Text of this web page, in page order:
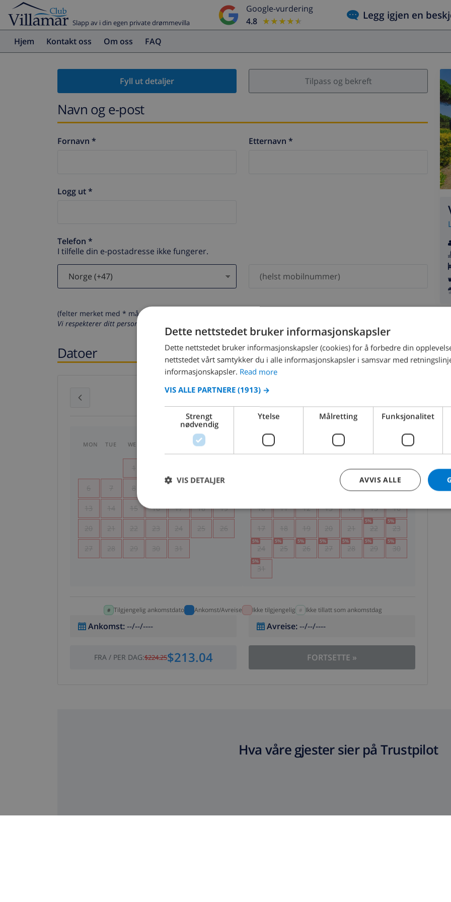
Slapp av i din egen private drømmevilla
Google-vurdering
4.8
★★★★★
★★★★★ Legg igjen en
Hjem Kontakt oss Om oss FAQ
Fyll ut detaljer Tilpass og bekreft
Navn og e-post
Fornavn * Etternavn *
Logg ut *
Telefon *
I tilfelle din e-postadresse ikke fungerer.
(felter merket med * må fylles ut)
Vi respekterer ditt personvern. Dine personalia vil aldri bli delt med andre.
Datoer
MON TUE WED SAT
1
6 7 8
13 14 15 16 17 18 19
20 21 22 23 24 25 26
27 28 29 30 31
MON THU SUN
1 2
7 8 9
10 11 12 13 14 15 16
17 18 19 20 21 22
5%
23
5%
24
5%
25
5%
26
5%
27
5%
28
5%
29
5%
30
5%
31
5%
Tilgjengelig ankomstdato Ankomst/Avreise Ikke tilgjengelig Ikke tillatt som ankomstdag
Ankomst:--/--/---- Avreise:--/--/----
FRA/ PER DAG:$224.25$213.04 FORTSETTE »
Hva våre gjester sier på Trustpilot
Dette nettstedet bruker informasjonskapsler
Dette nettstedet bruker informasjonskapsler (cookies) for å forbedre din
nettstedet vårt samtykker du i alle informasjonskapsler i samsvar med
informasjonskapsler. Read more
VIS ALLE PARTNERE (1913) →
Strengt
nødvendig
Ytelse Målretting Funksjonalitet
AVVIS ALLE
VIS DETALJER